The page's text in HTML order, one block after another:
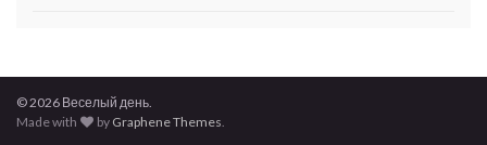
© 2026 Веселый день.
Made with
by Graphene Themes.